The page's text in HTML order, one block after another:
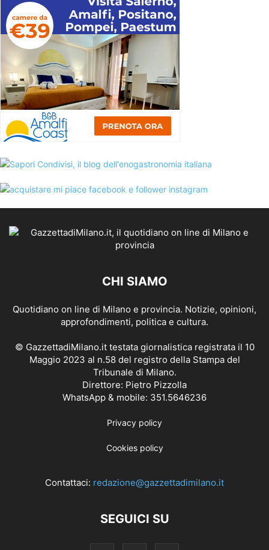
CHI SIAMO
Quotidiano on line di Milano e provincia. Notizie, opinioni,
approfondimenti, politica e cultura.
© GazzettadiMilano.it testata giornalistica registrata il 10
Maggio 2023 al n.58 del registro della Stampa del
Tribunale di Milano.
Direttore: Pietro Pizzolla
WhatsApp & mobile: 351.5646236
Privacy policy
Cookies policy
Contattaci: redazione@gazzettadimilano.it
SEGUICI SU